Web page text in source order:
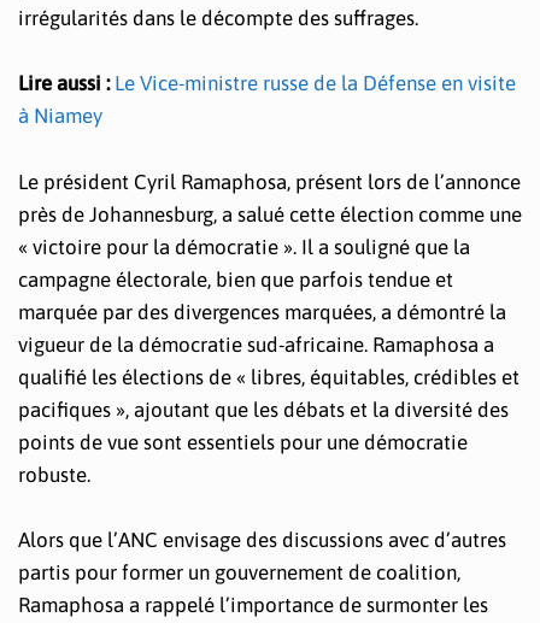
irrégularités dans le décompte des suffrages.
Lire aussi : Le Vice-ministre russe de la Défense en visite
à Niamey
Le président Cyril Ramaphosa, présent lors de l’annonce
près de Johannesburg, a salué cette élection comme une
« victoire pour la démocratie ». Il a souligné que la
campagne électorale, bien que parfois tendue et
marquée par des divergences marquées, a démontré la
vigueur de la démocratie sud-africaine. Ramaphosa a
qualifié les élections de « libres, équitables, crédibles et
pacifiques », ajoutant que les débats et la diversité des
points de vue sont essentiels pour une démocratie
robuste.
Alors que l’ANC envisage des discussions avec d’autres
partis pour former un gouvernement de coalition,
Ramaphosa a rappelé l’importance de surmonter les